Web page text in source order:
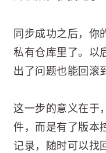
同步成功之后，你
私有仓库里了。以
出了问题也能回滚
这一步的意义在于
件，而是有了版本
记录，随时可以找